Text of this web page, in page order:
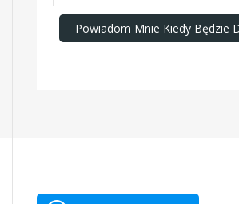
Powiadom Mnie Kiedy Będzie